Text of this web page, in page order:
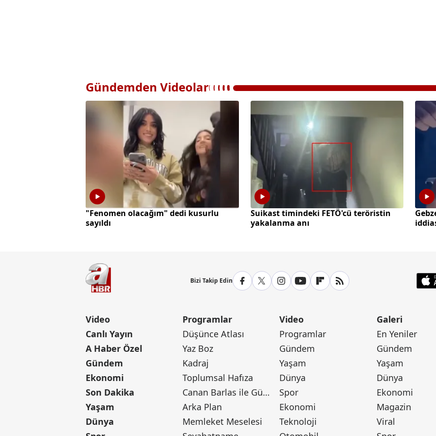
Gündemden Videolar
"Fenomen olacağım" dedi kusurlu
sayıldı
Suikast timindeki FETÖ'cü teröristin
yakalanma anı
Bizi Takip Edin
Video
Canlı Yayın
A Haber Özel
Gündem
Ekonomi
Son Dakika
Yaşam
Dünya
Programlar
Düşünce Atlası
Yaz Boz
Kadraj
Toplumsal Hafıza
Canan Barlas ile Gündem
Arka Plan
Memleket Meselesi
Video
Programlar
Gündem
Yaşam
Dünya
Spor
Ekonomi
Teknoloji
Galeri
En Yeniler
Gündem
Yaşam
Dünya
Ekonomi
Magazin
Viral